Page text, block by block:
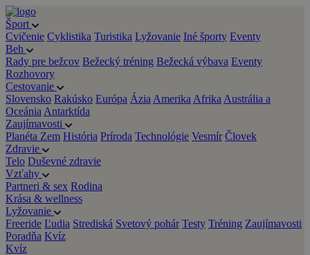
Šport
Cvičenie Cyklistika Turistika Lyžovanie Iné športy Eventy
Beh
Rady pre bežcov Bežecký tréning Bežecká výbava Eventy
Rozhovory
Cestovanie
Slovensko Rakúsko Európa Ázia Amerika Afrika Austrália a
Oceánia Antarktída
Zaujímavosti
Planéta Zem História Príroda Technológie Vesmír Človek
Zdravie
Telo Duševné zdravie
Vzťahy
Partneri & sex Rodina
Krása & wellness
Lyžovanie
Freeride Ľudia Strediská Svetový pohár Testy Tréning Zaujímavosti
Poradňa Kvíz
Kvíz